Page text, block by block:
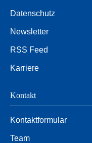
Datenschutz
Newsletter
RSS Feed
Karriere
Kontakt
Kontaktformular
Team